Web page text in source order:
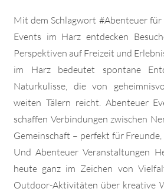
Mit dem Schlagwort #Abenteuer
Events im Harz entdecken
Perspektiven auf Freizeit und
im Harz bedeutet spontane
Naturkulisse, die von
weiten Tälern reicht. Abenteuer
schaffen Verbindungen zwischen
Gemeinschaft – perfekt für Freunde,
Und Abenteuer Veranstaltungen
heute ganz im Zeichen von
Outdoor-Aktivitäten über kreative